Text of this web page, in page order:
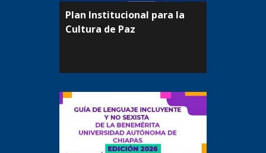
Plan Institucional para la
Cultura de Paz